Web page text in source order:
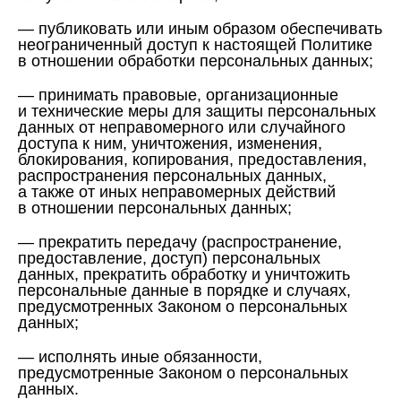
— публиковать или иным образом обеспечивать
неограниченный доступ к настоящей Политике
в отношении обработки персональных данных;
— принимать правовые, организационные
и технические меры для защиты персональных
данных от неправомерного или случайного
доступа к ним, уничтожения, изменения,
блокирования, копирования, предоставления,
распространения персональных данных,
а также от иных неправомерных действий
в отношении персональных данных;
— прекратить передачу (распространение,
предоставление, доступ) персональных
данных, прекратить обработку и уничтожить
персональные данные в порядке и случаях,
предусмотренных Законом о персональных
данных;
— исполнять иные обязанности,
предусмотренные Законом о персональных
данных.